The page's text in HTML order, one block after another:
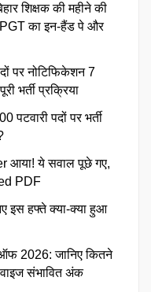
शिक्षक की महीने की
PGT का इन-हैंड पे और
पर नोटिफिकेशन 7
भर्ती प्रक्रिया
पदों पर भर्ती
आया! ये सवाल पूछे गए,
PDF
इस हफ्ते क्या-क्या हुआ
2026: जानिए कितने
संभावित अंक